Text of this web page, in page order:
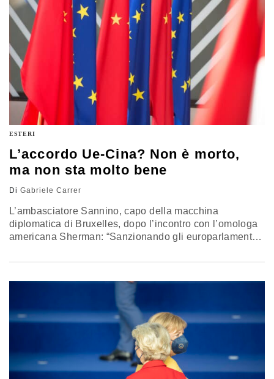
ESTERI
L’accordo Ue-Cina? Non è morto,
ma non sta molto bene
Di Gabriele Carrer
L’ambasciatore Sannino, capo della macchina
diplomatica di Bruxelles, dopo l’incontro con l’omologa
americana Sherman: “Sanzionando gli europarlamentari